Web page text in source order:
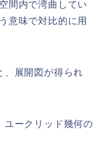
間内で湾曲してい
意味で対比的に用
、展開図が得られ
ユークリッド幾何の